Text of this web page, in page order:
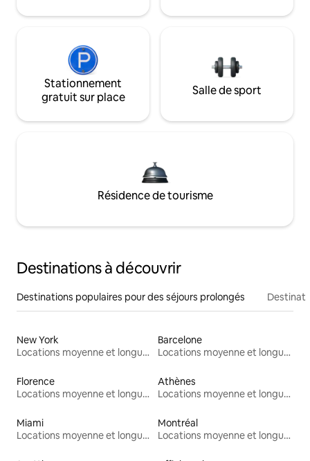
Stationnement
gratuit sur place
Salle de sport
Résidence de tourisme
Destinations à découvrir
Destinations populaires pour des séjours prolongés
New York
Locations moyenne et longue durée
Barcelone
Locations moyenne et longue durée
Florence
Locations moyenne et longue durée
Athènes
Locations moyenne et longue durée
Miami
Locations moyenne et longue durée
Montréal
Locations moyenne et longue durée